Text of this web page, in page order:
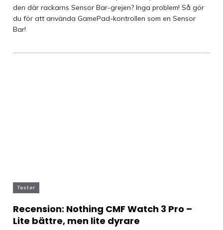
den där rackarns Sensor Bar-grejen? Inga problem! Så gör
du för att använda GamePad-kontrollen som en Sensor
Bar!
Tester
Recension: Nothing CMF Watch 3 Pro –
Lite bättre, men lite dyrare